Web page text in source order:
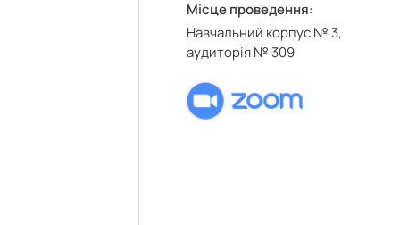
Місце проведення:
Навчальний корпус № 3,
аудиторія № 309